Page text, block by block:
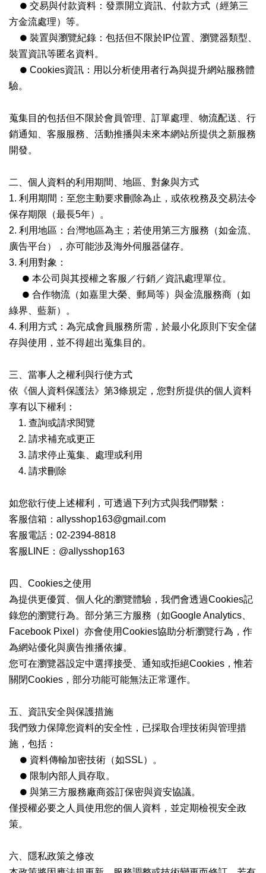
● 交易與付款資料：發票開立資訊、付款方式（經第三
方金流處理）等。
● 裝置與瀏覽紀錄：包括但不限於IP位置、瀏覽器類型、
裝置資訊等匿名資料。
● Cookies資訊：用以分析使用者行為與提升網站服務體
驗。
蒐集目的包括但不限於會員管理、訂單處理、物流配送、行
銷通知、客服服務、活動推播與未來本網站所提供之新服務
開發。
二、個人資料的利用期間、地區、對象與方式
1. 利用期間：至您主動要求刪除為止，或依稅務及交易法令
保存期限（最長5年）。
2. 利用地區：台灣地區為主；若使用第三方服務（如金流、
廣告平台），亦可能涉及海外伺服器儲存。
3. 利用對象：
● 本公司與其授權之客服／行銷／資訊處理單位。
● 合作物流（如嘉里大榮、郵局等）與金流服務商（如
綠界、藍新）。
4. 利用方式：為完成會員服務所需，於最小化原則下安全儲
存與使用，並不得超出蒐集目的。
三、當事人之權利與行使方式
依《個人資料保護法》第3條規定，您對所提供的個人資料
享有以下權利：
1. 查詢或請求閱覽
2. 請求補充或更正
3. 請求停止蒐集、處理或利用
4. 請求刪除
如您欲行使上述權利，可透過下列方式與我們聯繫：
客服信箱：allysshop163@gmail.com
客服電話：02-2394-8818
客服LINE：@allysshop163
四、Cookies之使用
為提供更優質、個人化的瀏覽體驗，我們會透過Cookies記
錄您的瀏覽行為。部分第三方服務（如Google Analytics、
Facebook Pixel）亦會使用Cookies協助分析瀏覽行為，作
為網站優化與廣告推播依據。
您可在瀏覽器設定中選擇接受、通知或拒絕Cookies，惟若
關閉Cookies，部分功能可能無法正常運作。
五、資訊安全與保護措施
我們致力保障您資料的安全性，已採取合理技術與管理措
施，包括：
● 資料傳輸加密技術（如SSL）。
● 限制內部人員存取。
● 與第三方服務廠商簽訂保密與資安協議。
僅授權必要之人員使用您的個人資料，並定期檢視安全政
策。
六、隱私政策之修改